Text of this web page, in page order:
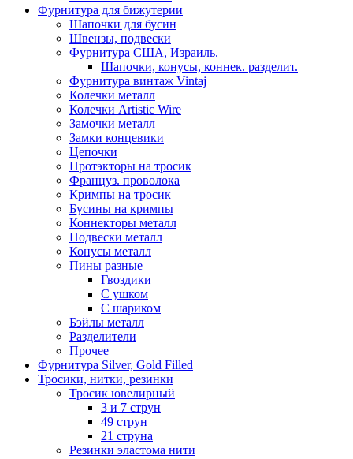
Фурнитура для бижутерии
Шапочки для бусин
Швензы, подвески
Фурнитура США, Израиль.
Шапочки, конусы, коннек. разделит.
Фурнитура винтаж Vintaj
Колечки металл
Колечки Artistic Wire
Замочки металл
Замки концевики
Цепочки
Протэкторы на тросик
Француз. проволока
Кримпы на тросик
Бусины на кримпы
Коннекторы металл
Подвески металл
Конусы металл
Пины разные
Гвоздики
С ушком
С шариком
Бэйлы металл
Разделители
Прочее
Фурнитура Silver, Gold Filled
Тросики, нитки, резинки
Тросик ювелирный
3 и 7 струн
49 струн
21 струна
Резинки эластома нити